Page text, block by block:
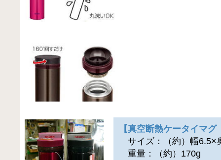
【真空断熱ケータイマ
サイズ：（約）幅6.5×
重量：（約）170g